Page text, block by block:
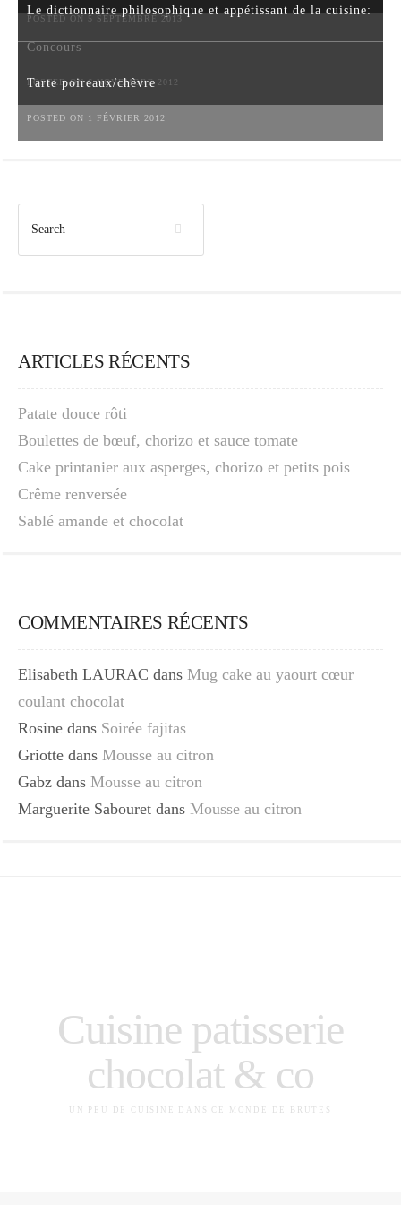
POSTED ON 5 SEPTEMBRE 2013
Le dictionnaire philosophique et appétissant de la cuisine:
Concours
POSTED ON 6 NOVEMBRE 2012
Tarte poireaux/chèvre
POSTED ON 1 FÉVRIER 2012
ARTICLES RÉCENTS
Patate douce rôti
Boulettes de bœuf, chorizo et sauce tomate
Cake printanier aux asperges, chorizo et petits pois
Crême renversée
Sablé amande et chocolat
COMMENTAIRES RÉCENTS
Elisabeth LAURAC dans Mug cake au yaourt cœur
coulant chocolat
Rosine dans Soirée fajitas
Griotte dans Mousse au citron
Gabz dans Mousse au citron
Marguerite Sabouret dans Mousse au citron
Cuisine patisserie
chocolat & co
UN PEU DE CUISINE DANS CE MONDE DE BRUTES